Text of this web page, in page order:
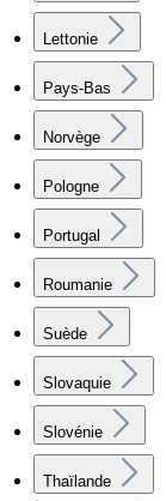
Lettonie
Pays-Bas
Norvège
Pologne
Portugal
Roumanie
Suède
Slovaquie
Slovénie
Thaïlande